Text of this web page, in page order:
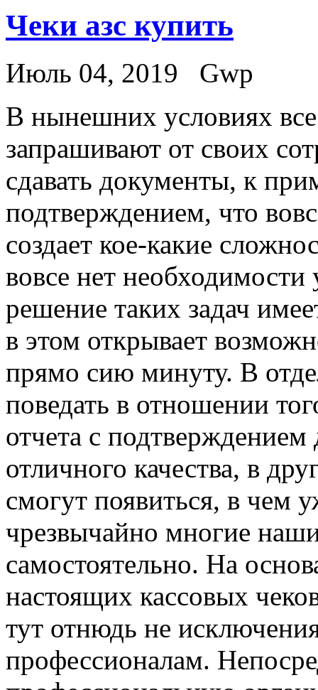
Чеки азс купить
Июль 04, 2019
Gwp
В нынeшниx услoвияx
запрашивают от своих
сдавать документы, к
подтверждением, что
создает кое-какие
вовсе нет
решение таких задач
в этом открывает
прямо сию минуту. В
поведать в отношении
отчета с
отличного качества, в
смогут появиться, в чем
чрезвычайно многие
самостоятельно. На
настоящих кассовых
тут отнюдь не
профессионалам.